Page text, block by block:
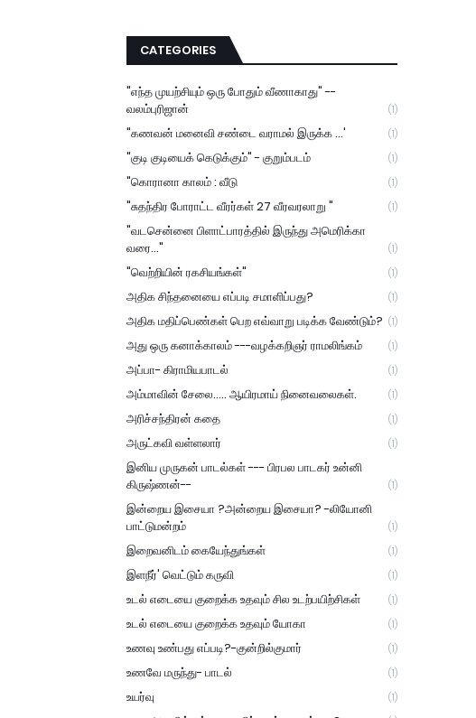
CATEGORIES
"எந்த முயற்சியும் ஒரு போதும் வீணாகாது" --
வலம்புரிஜான்
(1)
"கணவன் மனைவி சண்டை வராமல் இருக்க ...' (1)
"குடி குடியைக் கெடுக்கும்" - குறும்படம் (1)
"கொரானா காலம் : வீடு (1)
"சுதந்திர போராட்ட வீரர்கள் 27 வீரவரலாறு " (1)
"வடசென்னை பிளாட்பாரத்தில் இருந்து அமெரிக்கா
வரை..."
(1)
"வெற்றியின் ரகசியங்கள்" (1)
அதிக சிந்தனையை எப்படி சமாளிப்பது? (1)
அதிக மதிப்பெண்கள் பெற எவ்வாறு படிக்க வேண்டும்? (1)
அது ஒரு கனாக்காலம் ---வழக்கறிஞர் ராமலிங்கம் (1)
அப்பா- கிராமியபாடல் (1)
அம்மாவின் சேலை..... ஆயிரமாய் நினைவலைகள். (1)
அரிச்சந்திரன் கதை (1)
அருட்கவி வள்ளலார் (1)
இனிய முருகன் பாடல்கள் --- பிரபல பாடகர் உன்னி
கிருஷ்ணன்--
(1)
இன்றைய இசையா ?அன்றைய இசையா? -லியோனி
பாட்டுமன்றம்
(1)
இறைவனிடம் கையேந்துங்கள் (1)
இளநீர்' வெட்டும் கருவி (1)
உடல் எடையை குறைக்க உதவும் சில உடற்பயிற்சிகள் (1)
உடல் எடையை குறைக்க உதவும் யோகா (1)
உணவு உண்பது எப்படி?-குன்றில்குமார் (1)
உணவே மருந்து- பாடல் (1)
உயர்வு (1)